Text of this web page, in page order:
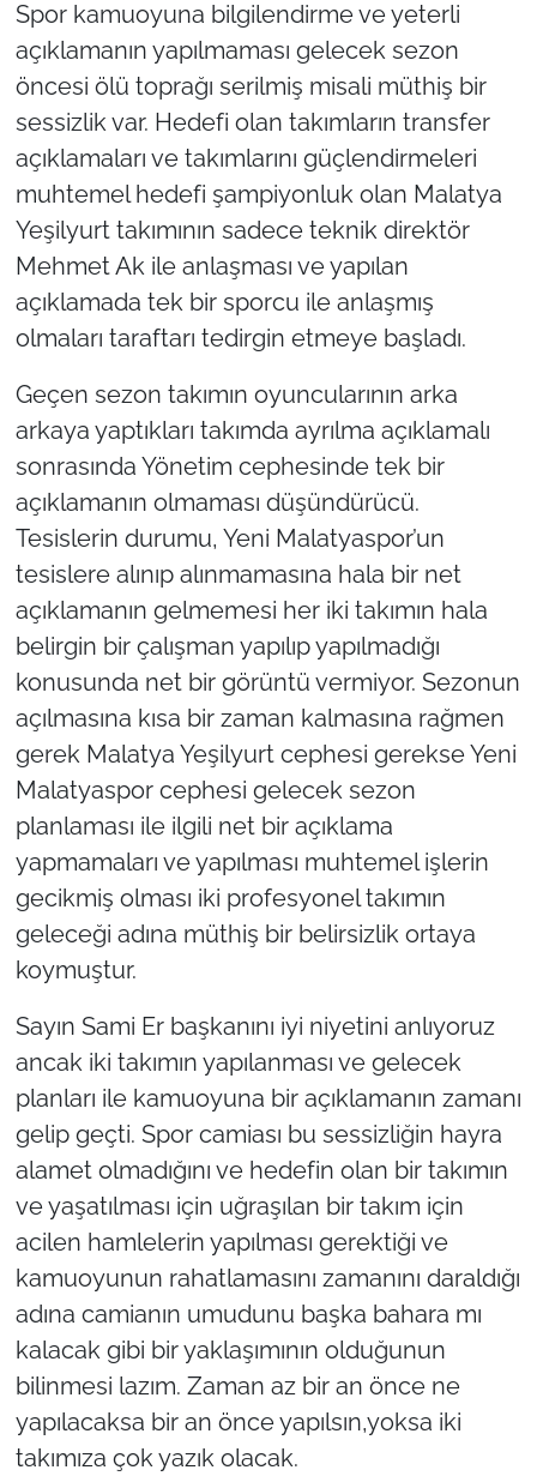
Spor kamuoyuna bilgilendirme ve yeterli
açıklamanın yapılmaması gelecek sezon
öncesi ölü toprağı serilmiş misali müthiş bir
sessizlik var. Hedefi olan takımların transfer
açıklamaları ve takımlarını güçlendirmeleri
muhtemel hedefi şampiyonluk olan Malatya
Yeşilyurt takımının sadece teknik direktör
Mehmet Ak ile anlaşması ve yapılan
açıklamada tek bir sporcu ile anlaşmış
olmaları taraftarı tedirgin etmeye başladı.
Geçen sezon takımın oyuncularının arka
arkaya yaptıkları takımda ayrılma açıklamalı
sonrasında Yönetim cephesinde tek bir
açıklamanın olmaması düşündürücü.
Tesislerin durumu, Yeni Malatyaspor’un
tesislere alınıp alınmamasına hala bir net
açıklamanın gelmemesi her iki takımın hala
belirgin bir çalışman yapılıp yapılmadığı
konusunda net bir görüntü vermiyor. Sezonun
açılmasına kısa bir zaman kalmasına rağmen
gerek Malatya Yeşilyurt cephesi gerekse Yeni
Malatyaspor cephesi gelecek sezon
planlaması ile ilgili net bir açıklama
yapmamaları ve yapılması muhtemel işlerin
gecikmiş olması iki profesyonel takımın
geleceği adına müthiş bir belirsizlik ortaya
koymuştur.
Sayın Sami Er başkanını iyi niyetini anlıyoruz
ancak iki takımın yapılanması ve gelecek
planları ile kamuoyuna bir açıklamanın zamanı
gelip geçti. Spor camiası bu sessizliğin hayra
alamet olmadığını ve hedefin olan bir takımın
ve yaşatılması için uğraşılan bir takım için
acilen hamlelerin yapılması gerektiği ve
kamuoyunun rahatlamasını zamanını daraldığı
adına camianın umudunu başka bahara mı
kalacak gibi bir yaklaşımının olduğunun
bilinmesi lazım. Zaman az bir an önce ne
yapılacaksa bir an önce yapılsın,yoksa iki
takımıza çok yazık olacak.